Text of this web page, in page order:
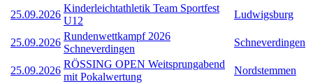
25.09.2026
Kinderleichtathletik Team Sportfest
U12
Ludwigsburg
25.09.2026
Rundenwettkampf 2026
Schneverdingen
Schneverdingen
25.09.2026
RÖSSING OPEN Weitsprungabend
mit Pokalwertung
Nordstemmen